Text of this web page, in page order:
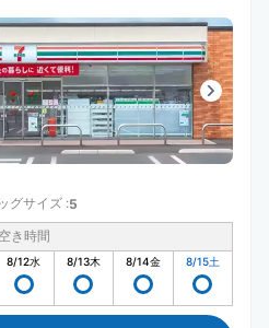
グサイズ :5
空き時間
8/12水 8/13木 8/14金 8/15土